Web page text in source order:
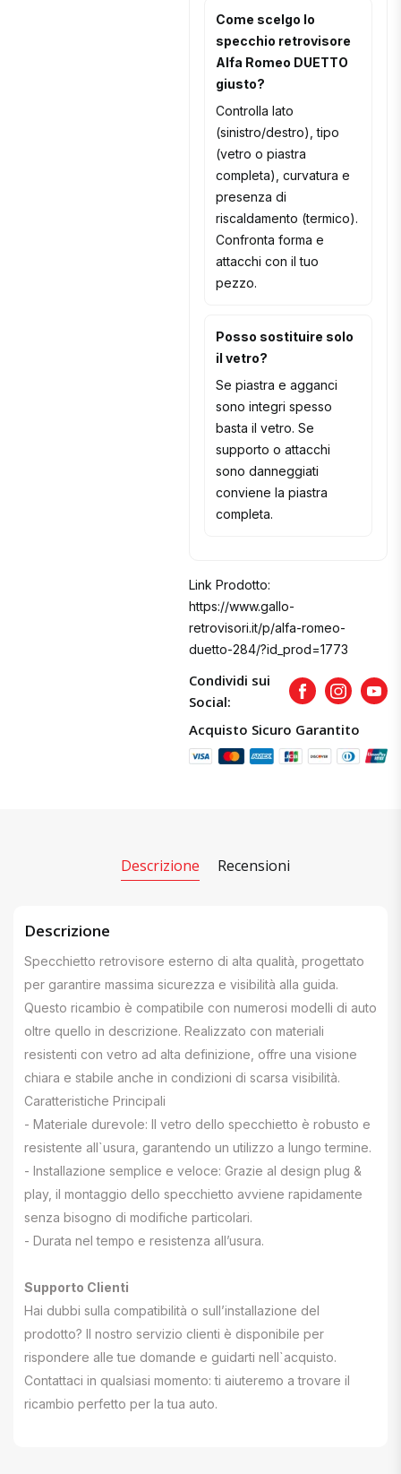
Come scelgo lo
specchio retrovisore
Alfa Romeo DUETTO
giusto?
Controlla lato
(sinistro/destro), tipo
(vetro o piastra
completa), curvatura e
presenza di
riscaldamento (termico).
Confronta forma e
attacchi con il tuo
pezzo.
Posso sostituire solo
il vetro?
Se piastra e agganci
sono integri spesso
basta il vetro. Se
supporto o attacchi
sono danneggiati
conviene la piastra
completa.
Link Prodotto:
https://www.gallo-
retrovisori.it/p/alfa-romeo-
duetto-284/?id_prod=1773
Condividi sui
Social:
FacebookInstagram
Acquisto Sicuro Garantito
Descrizione Recensioni
Descrizione
Specchietto retrovisore esterno di alta qualità, progettato
per garantire massima sicurezza e visibilità alla guida.
Questo ricambio è compatibile con numerosi modelli di auto
oltre quello in descrizione. Realizzato con materiali
resistenti con vetro ad alta definizione, offre una visione
chiara e stabile anche in condizioni di scarsa visibilità.
Caratteristiche Principali
- Materiale durevole: Il vetro dello specchietto è robusto e
resistente all`usura, garantendo un utilizzo a lungo termine.
- Installazione semplice e veloce: Grazie al design plug &
play, il montaggio dello specchietto avviene rapidamente
senza bisogno di modifiche particolari.
- Durata nel tempo e resistenza all’usura.
Supporto Clienti
Hai dubbi sulla compatibilità o sull’installazione del
prodotto? Il nostro servizio clienti è disponibile per
rispondere alle tue domande e guidarti nell`acquisto.
Contattaci in qualsiasi momento: ti aiuteremo a trovare il
ricambio perfetto per la tua auto.